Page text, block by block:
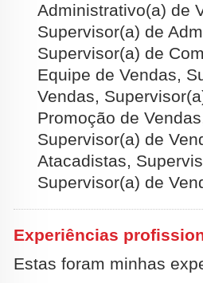
Administrativo(a) de
Supervisor(a) de
Supervisor(a) de
Equipe de Vendas,
Vendas,
Promoção de
Supervisor(a) de
Atacadistas,
Supervisor(a) de
Experiências
Estas foram minhas